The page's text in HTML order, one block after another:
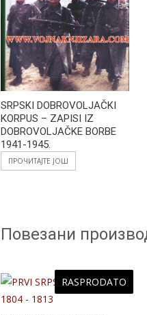
SRPSKI DOBROVOLJAČKI
KORPUS – ZAPISI IZ
DOBROVOLJAČKE BORBE
1941-1945.
ПРОЧИТАЈТЕ ЈОШ
Повезани
RASPRODATO